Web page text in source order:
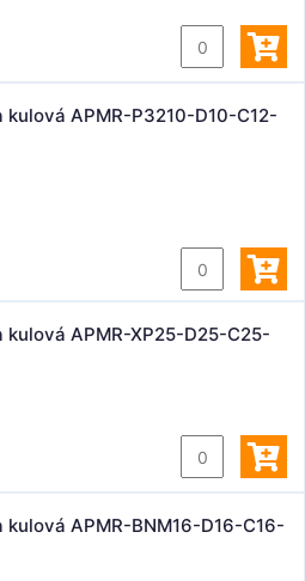
APMR-P3210-D10-C12-
APMR-XP25-D25-C25-
APMR-BNM16-D16-C16-